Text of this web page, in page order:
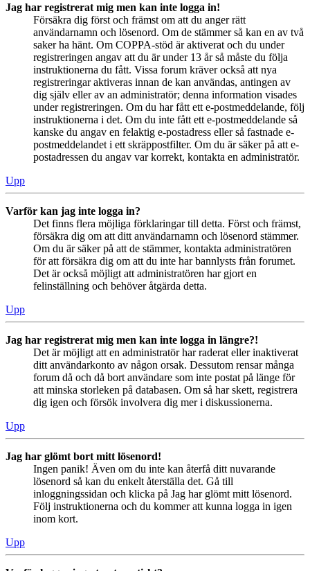
Jag har registrerat mig men kan inte logga in!
Försäkra dig först och främst om att du anger rätt
användarnamn och lösenord. Om de stämmer så kan en av två
saker ha hänt. Om COPPA-stöd är aktiverat och du under
registreringen angav att du är under 13 år så måste du följa
instruktionerna du fått. Vissa forum kräver också att nya
registreringar aktiveras innan de kan användas, antingen av
dig själv eller av an administratör; denna information visades
under registreringen. Om du har fått ett e-postmeddelande, följ
instruktionerna i det. Om du inte fått ett e-postmeddelande så
kanske du angav en felaktig e-postadress eller så fastnade e-
postmeddelandet i ett skräppostfilter. Om du är säker på att e-
postadressen du angav var korrekt, kontakta en administratör.
Upp
Varför kan jag inte logga in?
Det finns flera möjliga förklaringar till detta. Först och främst,
försäkra dig om att ditt användarnamn och lösenord stämmer.
Om du är säker på att de stämmer, kontakta administratören
för att försäkra dig om att du inte har bannlysts från forumet.
Det är också möjligt att administratören har gjort en
felinställning och behöver åtgärda detta.
Upp
Jag har registrerat mig men kan inte logga in längre?!
Det är möjligt att en administratör har raderat eller inaktiverat
ditt användarkonto av någon orsak. Dessutom rensar många
forum då och då bort användare som inte postat på länge för
att minska storleken på databasen. Om så har skett, registrera
dig igen och försök involvera dig mer i diskussionerna.
Upp
Jag har glömt bort mitt lösenord!
Ingen panik! Även om du inte kan återfå ditt nuvarande
lösenord så kan du enkelt återställa det. Gå till
inloggningssidan och klicka på Jag har glömt mitt lösenord.
Följ instruktionerna och du kommer att kunna logga in igen
inom kort.
Upp